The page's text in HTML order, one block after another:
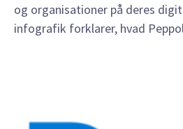
og organisationer på deres
infografik forklarer, hvad